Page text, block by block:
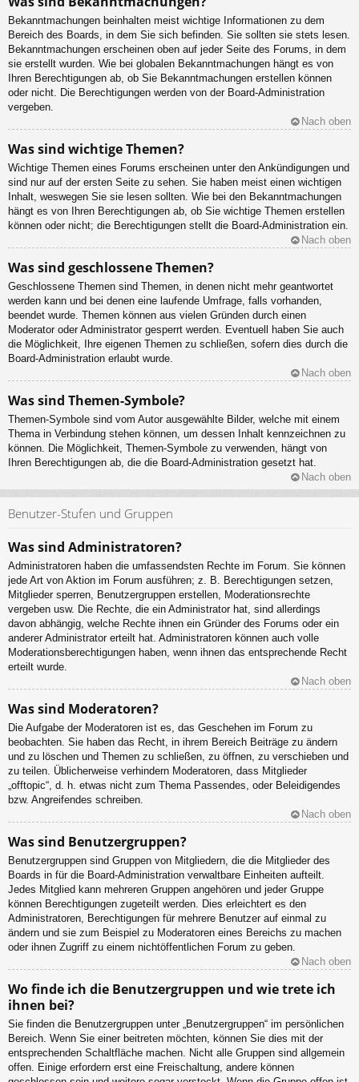
Bekanntmachungen beinhalten meist wichtige Informationen zu dem
Bereich des Boards, in dem Sie sich befinden. Sie sollten sie stets lesen.
Bekanntmachungen erscheinen oben auf jeder Seite des Forums, in dem
sie erstellt wurden. Wie bei globalen Bekanntmachungen hängt es von
Ihren Berechtigungen ab, ob Sie Bekanntmachungen erstellen können
oder nicht. Die Berechtigungen werden von der Board-Administration
vergeben.
Nach oben
Was sind wichtige Themen?
Wichtige Themen eines Forums erscheinen unter den Ankündigungen und
sind nur auf der ersten Seite zu sehen. Sie haben meist einen wichtigen
Inhalt, weswegen Sie sie lesen sollten. Wie bei den Bekanntmachungen
hängt es von Ihren Berechtigungen ab, ob Sie wichtige Themen erstellen
können oder nicht; die Berechtigungen stellt die Board-Administration ein.
Nach oben
Was sind geschlossene Themen?
Geschlossene Themen sind Themen, in denen nicht mehr geantwortet
werden kann und bei denen eine laufende Umfrage, falls vorhanden,
beendet wurde. Themen können aus vielen Gründen durch einen
Moderator oder Administrator gesperrt werden. Eventuell haben Sie auch
die Möglichkeit, Ihre eigenen Themen zu schließen, sofern dies durch die
Board-Administration erlaubt wurde.
Nach oben
Was sind Themen-Symbole?
Themen-Symbole sind vom Autor ausgewählte Bilder, welche mit einem
Thema in Verbindung stehen können, um dessen Inhalt kennzeichnen zu
können. Die Möglichkeit, Themen-Symbole zu verwenden, hängt von
Ihren Berechtigungen ab, die die Board-Administration gesetzt hat.
Nach oben
Benutzer-Stufen und Gruppen
Was sind Administratoren?
Administratoren haben die umfassendsten Rechte im Forum. Sie können
jede Art von Aktion im Forum ausführen; z. B. Berechtigungen setzen,
Mitglieder sperren, Benutzergruppen erstellen, Moderationsrechte
vergeben usw. Die Rechte, die ein Administrator hat, sind allerdings
davon abhängig, welche Rechte ihnen ein Gründer des Forums oder ein
anderer Administrator erteilt hat. Administratoren können auch volle
Moderationsberechtigungen haben, wenn ihnen das entsprechende Recht
erteilt wurde.
Nach oben
Was sind Moderatoren?
Die Aufgabe der Moderatoren ist es, das Geschehen im Forum zu
beobachten. Sie haben das Recht, in ihrem Bereich Beiträge zu ändern
und zu löschen und Themen zu schließen, zu öffnen, zu verschieben und
zu teilen. Üblicherweise verhindern Moderatoren, dass Mitglieder
„offtopic“, d. h. etwas nicht zum Thema Passendes, oder Beleidigendes
bzw. Angreifendes schreiben.
Nach oben
Was sind Benutzergruppen?
Benutzergruppen sind Gruppen von Mitgliedern, die die Mitglieder des
Boards in für die Board-Administration verwaltbare Einheiten aufteilt.
Jedes Mitglied kann mehreren Gruppen angehören und jeder Gruppe
können Berechtigungen zugeteilt werden. Dies erleichtert es den
Administratoren, Berechtigungen für mehrere Benutzer auf einmal zu
ändern und sie zum Beispiel zu Moderatoren eines Bereichs zu machen
oder ihnen Zugriff zu einem nichtöffentlichen Forum zu geben.
Nach oben
Wo finde ich die Benutzergruppen und wie trete ich
ihnen bei?
Sie finden die Benutzergruppen unter „Benutzergruppen“ im persönlichen
Bereich. Wenn Sie einer beitreten möchten, können Sie dies mit der
entsprechenden Schaltfläche machen. Nicht alle Gruppen sind allgemein
offen. Einige erfordern erst eine Freischaltung, andere können